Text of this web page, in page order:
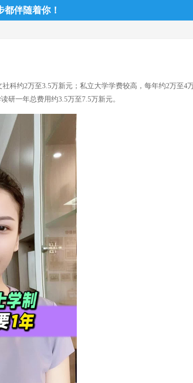
伴随着你！
科约2万至3.5万新元；私立大学学费较高，每年约2万至4
研一年总费用约3.5万至7.5万新元。